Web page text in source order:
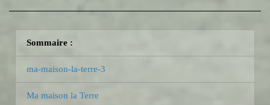
Sommaire :
ma-maison-la-terre-3
Ma maison la Terre